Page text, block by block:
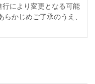
により変更となる可能
かじめご了承のうえ、